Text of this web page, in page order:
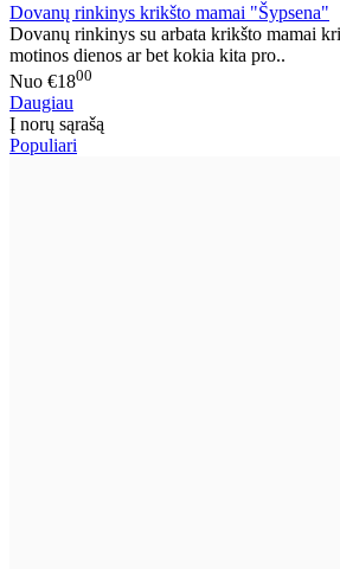
Dovanų rinkinys krikšto mamai "Šypsena"
Dovanų rinkinys su arbata krikšto mamai
motinos dienos ar bet kokia kita pro..
Nuo €1800
Daugiau
Į norų sąrašą
Populiari